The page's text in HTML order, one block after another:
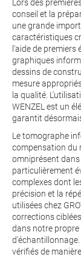
Lors des
conseil et la
une grande
caractéristiques
l'aide de
graphiques
dessins de
mesure
la qualité.
WENZEL est un
garantit
Le tomographe
compensation du
omniprésent
particulièrement
complexes dont
précision et la
utilisées chez
corrections
dans notre
vérifiés de